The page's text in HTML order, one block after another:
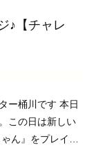
文字ずつ丁寧に
♪【チャレ
ー桶川です 本日
この日は新しい
ん』をプレイし